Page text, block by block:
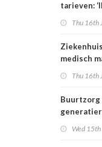
tarieven:
Thu 16th
medisch
Thu 16th
Buurtzorg
Wed 15th